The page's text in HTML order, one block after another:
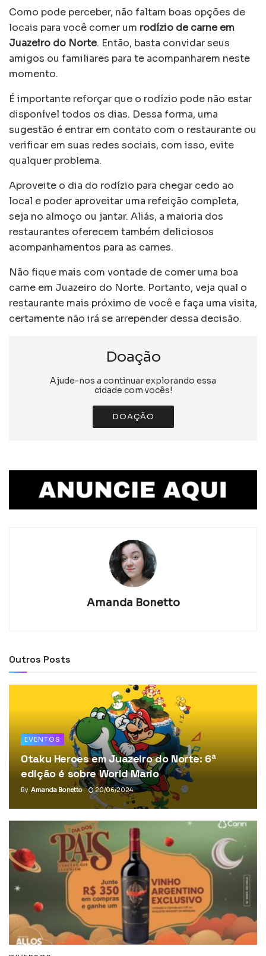
Como pode perceber, não faltam boas opções de
locais para você comer um rodízio de carne em
Juazeiro do Norte. Então, basta convidar seus
amigos ou familiares para te acompanharem neste
momento.
É importante reforçar que o rodízio pode não estar
disponível todos os dias. Dessa forma, uma
sugestão é entrar em contato com o restaurante ou
verificar em suas redes sociais, com isso, evite
qualquer problema.
Aproveite o dia do rodízio para chegar cedo ao
local e poder aproveitar uma refeição completa,
seja no almoço ou jantar. Aliás, a maioria dos
restaurantes oferecem também deliciosos
acompanhamentos para as carnes.
Não fique mais com vontade de comer uma boa
carne em Juazeiro do Norte. Portanto, veja qual o
restaurante mais próximo de você e faça uma visita,
certamente não irá se arrepender dessa decisão.
Doação
Ajude-nos a continuar explorando essa
cidade com vocês!
DOAÇÃO
Amanda Bonetto
Outros Posts
EVENTOS
Otaku Heroes em Juazeiro do Norte: 6ª
edição é sobre World Mario
By Amanda Bonetto 20/06/2024